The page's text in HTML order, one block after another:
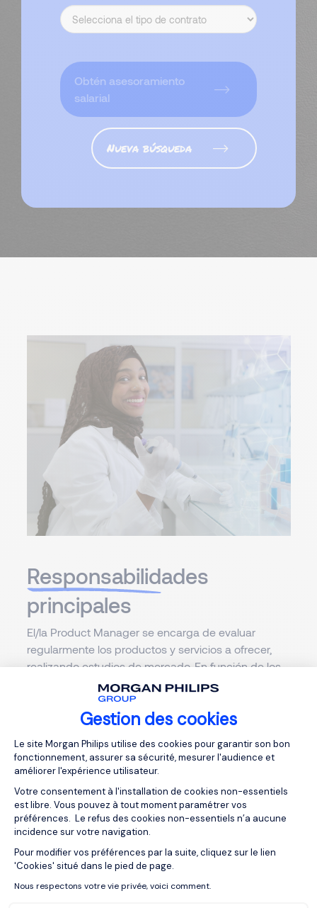
Gestion des cookies
Plateforme de Gestion du
Le site Morgan Philips utilise des cookies pour garantir son bon
fonctionnement, assurer sa sécurité, mesurer l'audience et
améliorer l'expérience utilisateur.
Votre consentement à l'installation de cookies non-essentiels
est libre. Vous pouvez à tout moment paramétrer vos
préférences. Le refus des cookies non-essentiels n’a aucune
incidence sur votre navigation.
Pour modifier vos préférences par la suite, cliquez sur le lien
'Cookies' situé dans le pied de page.
Nous respectons votre vie privée, voici comment.
Axeptio consent
Obtén asesoramiento
salarial
Nueva búsqueda
Responsabilidades
principales
El/la Product Manager se encarga de evaluar
regularmente los productos y servicios a ofrecer,
realizando estudios de mercado. En función de los
resultados obtenidos, puede proponer ajustes de
precio. También gestiona el presupuesto de
marketing asignado a cada producto y las
desarrollo y seguimiento de los objetivos
industriales.
Es responsable de proponer campañas de
publicidad y comunicación que respalden a los
equipos en el lanzamiento de una oferta. Analiza y
estudia los resultados en función de la evolución de
la demanda de los consumidores.